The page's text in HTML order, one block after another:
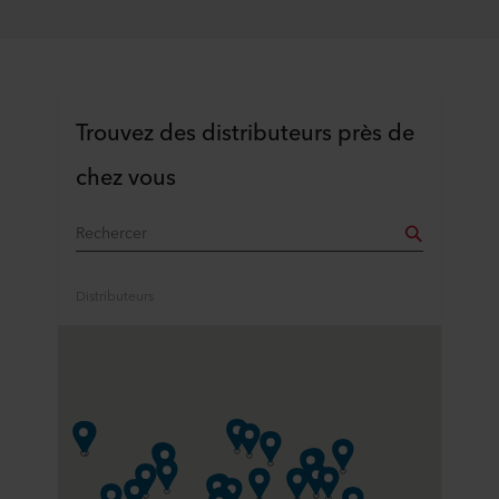
Trouvez des distributeurs près de
chez vous
Distributeurs